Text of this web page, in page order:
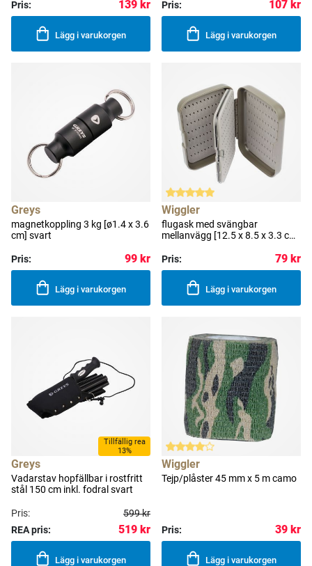
Pris: 139 kr
Lägg i varukorgen
Pris: 107 kr
Lägg i varukorgen
Greys
magnetkoppling 3 kg [ø1.4 x 3.6
cm] svart
Pris: 99 kr
Lägg i varukorgen
Wiggler
flugask med svängbar
mellanvägg [12.5 x 8.5 x 3.3 cm]
Pris:
79 kr
Lägg i varukorgen
Tillfällig rea
13%
Greys
Vadarstav hopfällbar i rostfritt
stål 150 cm inkl. fodral svart
Pris:
599 kr
REA pris:
519 kr
Lägg i varukorgen
Wiggler
Tejp/plåster 45 mm x 5 m camo
Pris: 39 kr
Lägg i varukorgen